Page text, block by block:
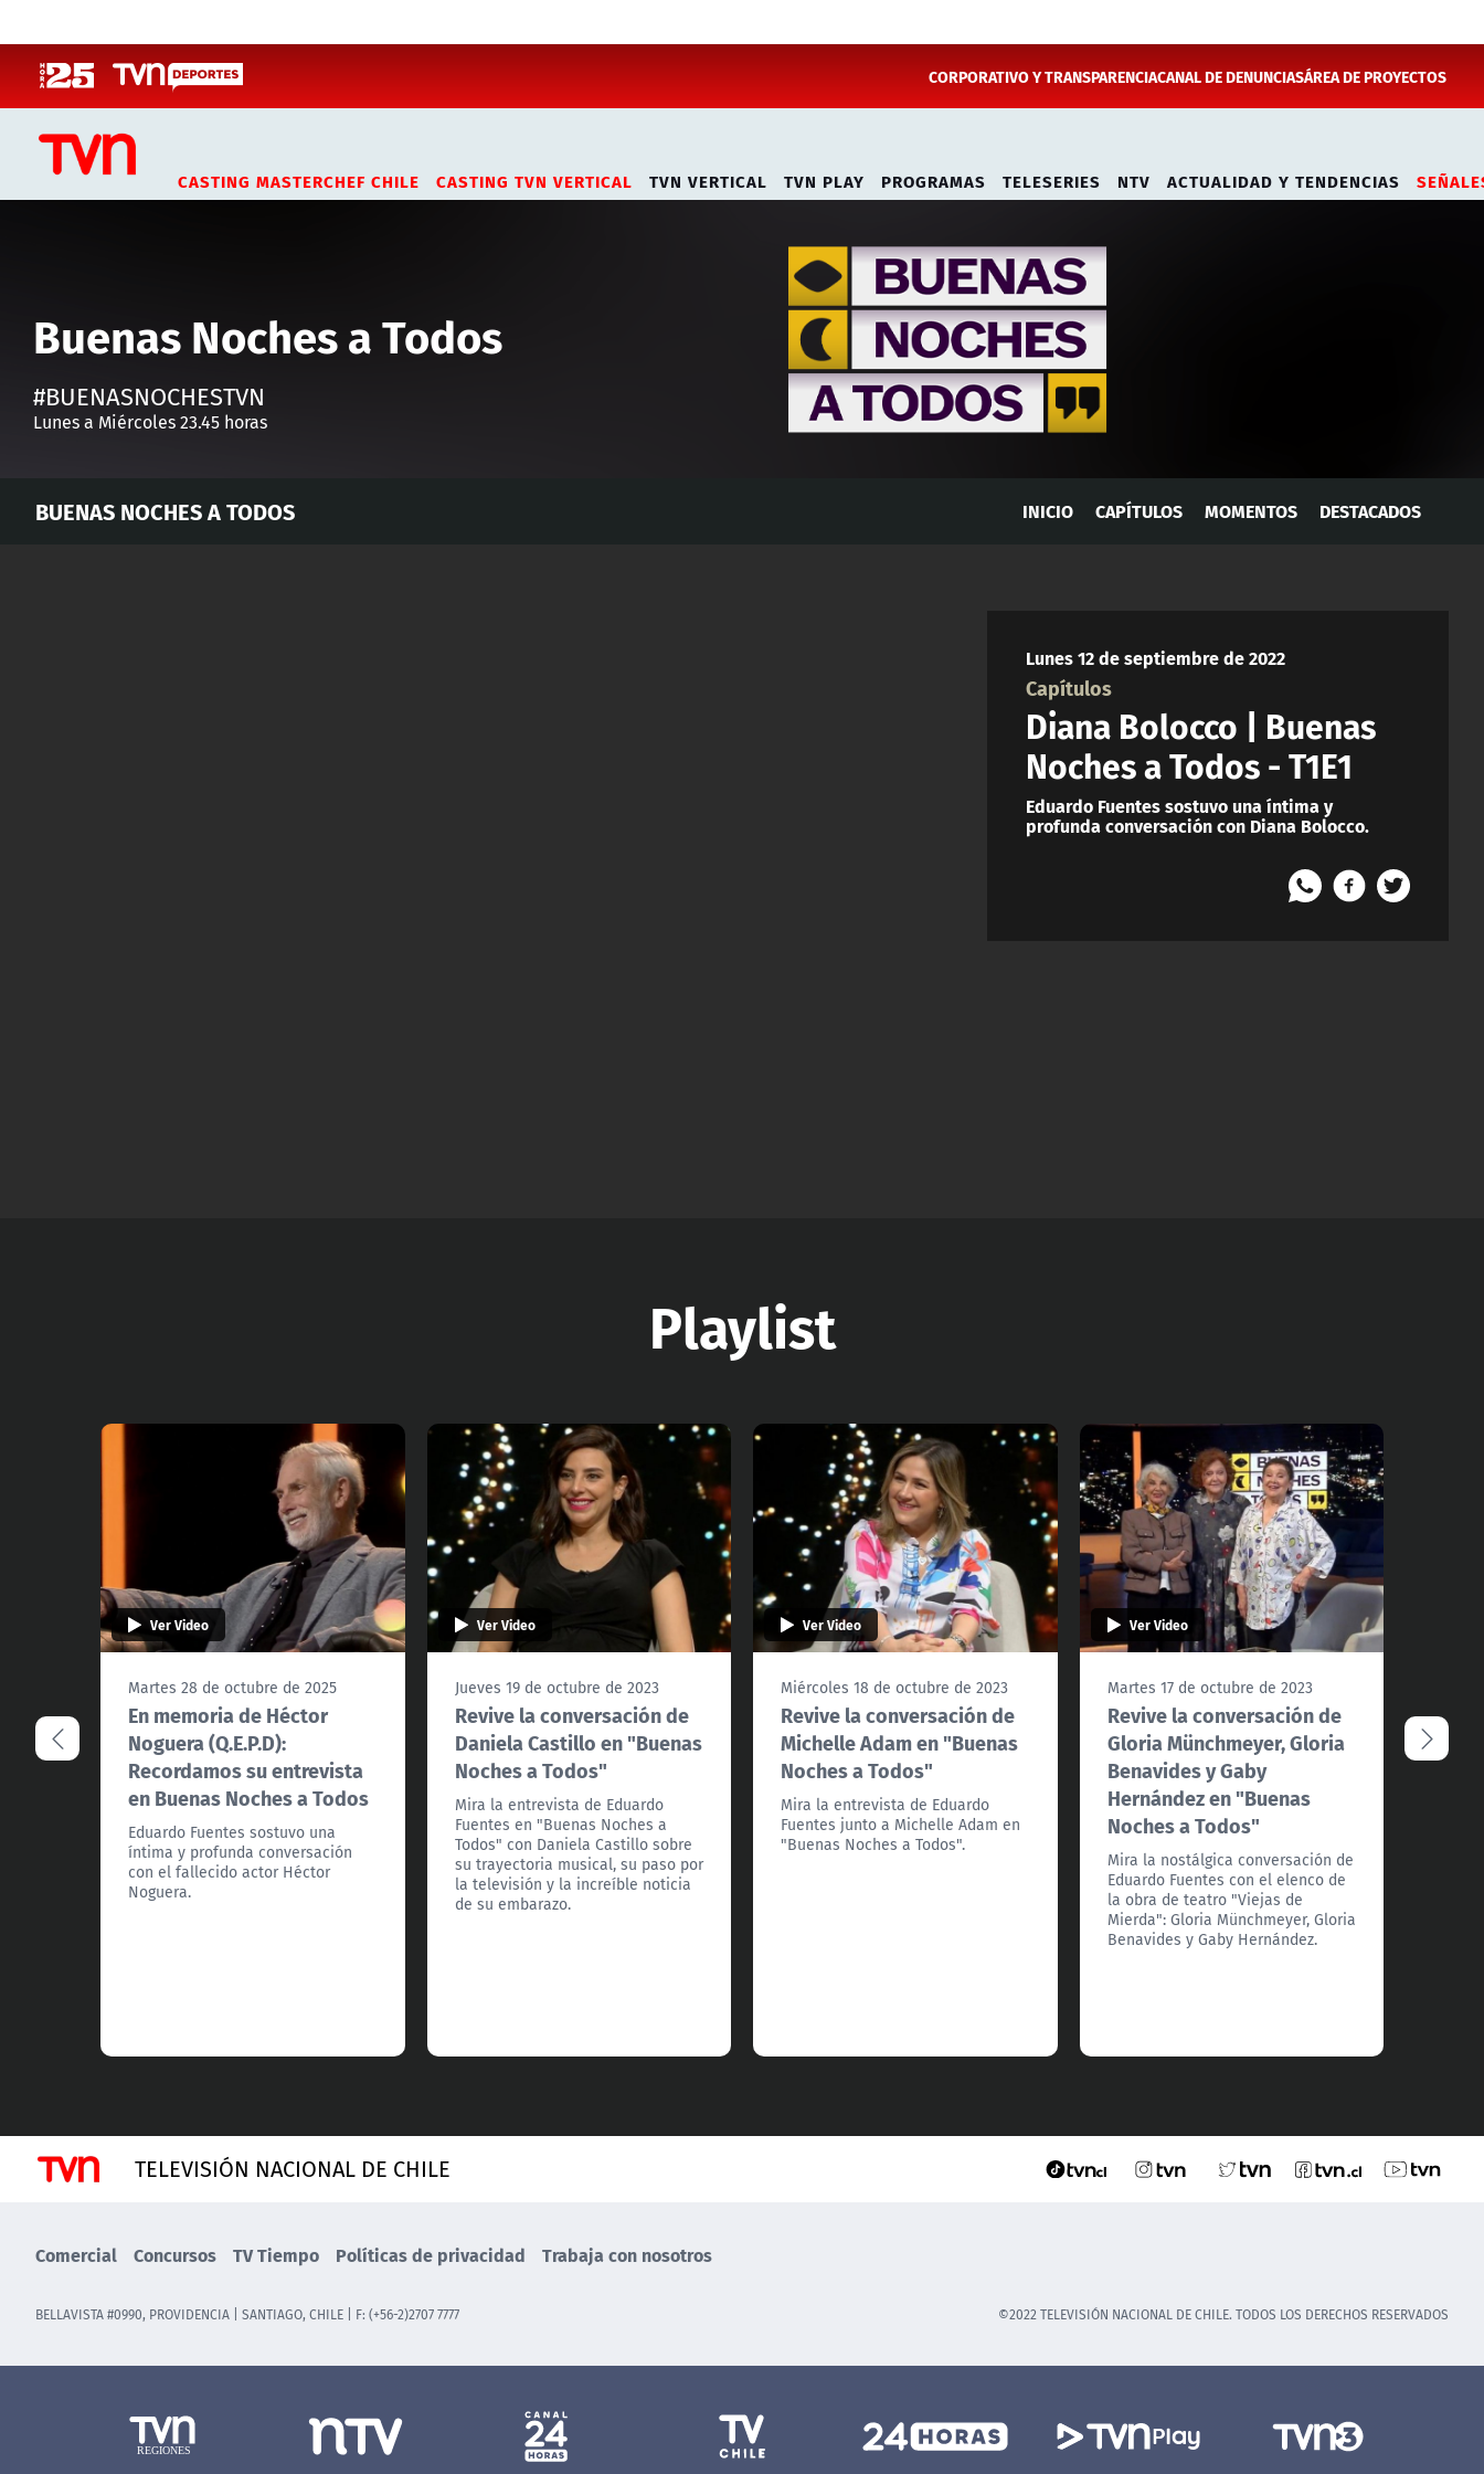
CORPORATIVO Y TRANSPARENCIACANAL DE DENUNCIASÁREA DE PROYECTOS
CASTING MASTERCHEF CHILE CASTING TVN VERTICAL TVN VERTICAL TVN PLAY PROGRAMAS TELESERIES NTV ACTUALIDAD Y TENDENCIAS
Buenas Noches a Todos
#BUENASNOCHESTVN
Lunes a Miércoles 23.45 horas
BUENAS NOCHES A TODOS INICIO CAPÍTULOS MOMENTOS DESTACADOS
Lunes 12 de septiembre de 2022
Capítulos
Diana Bolocco | Buenas
Noches a Todos - T1E1
Eduardo Fuentes sostuvo una íntima y
profunda conversación con Diana Bolocco.
Playlist
Ver Video
Martes 28 de octubre de 2025
En memoria de Héctor
Noguera (Q.E.P.D):
Recordamos su entrevista
en Buenas Noches a Todos
Eduardo Fuentes sostuvo una
íntima y profunda conversación
con el fallecido actor Héctor
Noguera.
Ver Video
Jueves 19 de octubre de 2023
Revive la conversación de
Daniela Castillo en "Buenas
Noches a Todos"
Mira la entrevista de Eduardo
Fuentes en "Buenas Noches a
Todos" con Daniela Castillo sobre
su trayectoria musical, su paso por
la televisión y la increíble noticia
de su embarazo.
Ver Video
Miércoles 18 de octubre de 2023
Revive la conversación de
Michelle Adam en "Buenas
Noches a Todos"
Mira la entrevista de Eduardo
Fuentes junto a Michelle Adam en
"Buenas Noches a Todos".
Ver Video
Martes 17 de octubre de 2023
Revive la conversación de
Gloria Münchmeyer, Gloria
Benavides y Gaby
Hernández en "Buenas
Noches a Todos"
Mira la nostálgica conversación de
Eduardo Fuentes con el elenco de
la obra de teatro "Viejas de
Mierda": Gloria Münchmeyer, Gloria
Benavides y Gaby Hernández.
TELEVISIÓN NACIONAL DE CHILE
Comercial Concursos TV Tiempo Políticas de privacidad Trabaja con nosotros
BELLAVISTA #0990, PROVIDENCIA | SANTIAGO, CHILE | F: (+56-2)2707 7777 ©2022 TELEVISIÓN NACIONAL DE CHILE. TODOS LOS DERECHOS RESERVADOS